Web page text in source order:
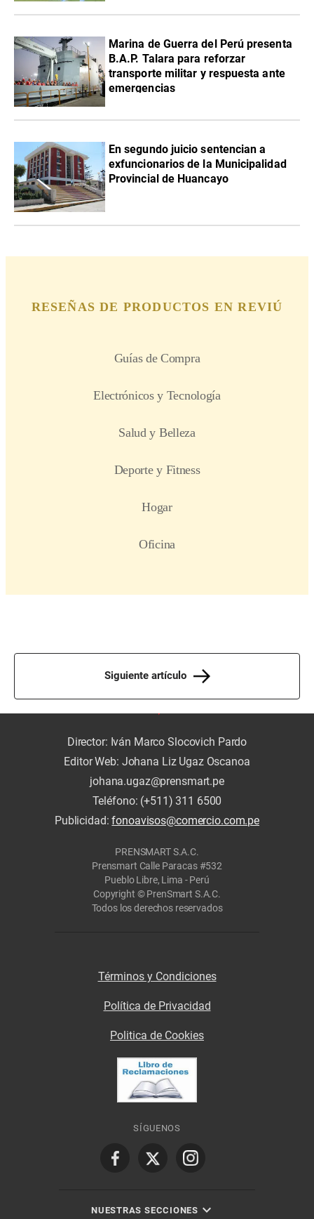
Marina de Guerra del Perú presenta
B.A.P. Talara para reforzar
transporte militar y respuesta ante
emergencias
En segundo juicio sentencian a
exfuncionarios de la Municipalidad
Provincial de Huancayo
Siguiente artículo
Director: Iván Marco Slocovich Pardo
Editor Web: Johana Liz Ugaz Oscanoa
johana.ugaz@prensmart.pe
Teléfono: (+511) 311 6500
Publicidad:fonoavisos@comercio.com.pe
PRENSMART S.A.C.
Prensmart Calle Paracas #532
Pueblo Libre, Lima - Perú
Copyright © PrenSmart S.A.C.
Todos los derechos reservados
Términos y Condiciones
Política de Privacidad
Politica de Cookies
SÍGUENOS
NUESTRAS SECCIONES